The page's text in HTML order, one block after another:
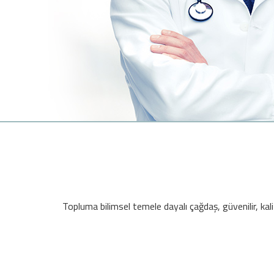
Topluma bilimsel temele dayalı çağdaş, güvenilir,